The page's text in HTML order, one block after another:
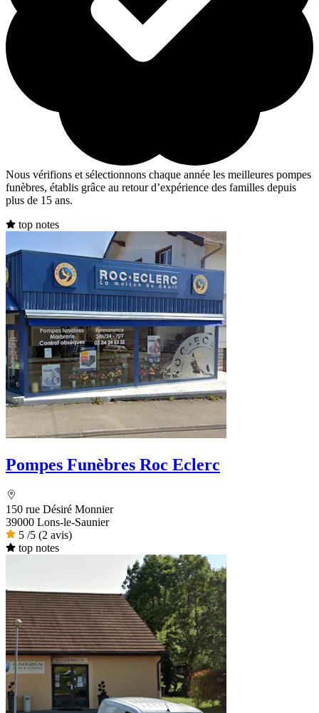
Nous vérifions et sélectionnons chaque année les meilleures pompes
funèbres, établis grâce au retour d’expérience des familles depuis
plus de 15 ans.
top notes
Pompes Funèbres Roc Eclerc
150 rue Désiré Monnier
39000 Lons-le-Saunier
5 /5 (2 avis)
top notes